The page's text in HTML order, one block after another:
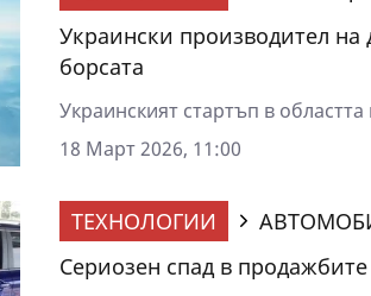
Украински производител
борсата
Украинският стартъп в
18 Март 2026, 11:00
ТЕХНОЛОГИИ
Сериозен спад в